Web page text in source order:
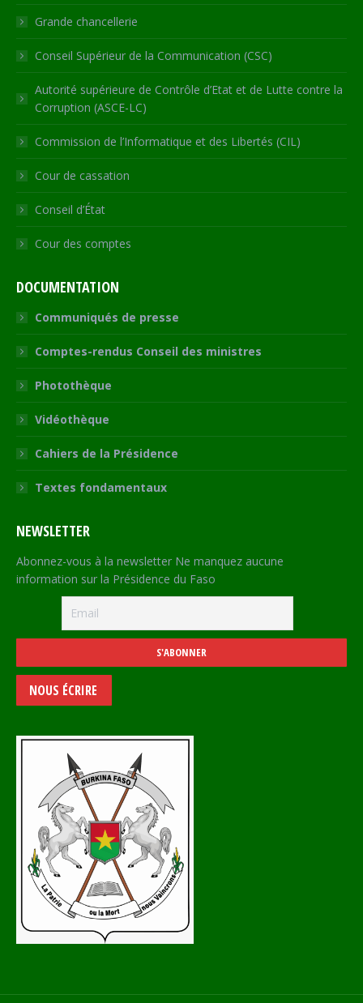
Grande chancellerie
Conseil Supérieur de la Communication (CSC)
Autorité supérieure de Contrôle d’Etat et de Lutte contre la
Corruption (ASCE-LC)
Commission de l’Informatique et des Libertés (CIL)
Cour de cassation
Conseil d’État
Cour des comptes
DOCUMENTATION
Communiqués de presse
Comptes-rendus Conseil des ministres
Photothèque
Vidéothèque
Cahiers de la Présidence
Textes fondamentaux
NEWSLETTER
Abonnez-vous à la newsletter Ne manquez aucune
information sur la Présidence du Faso
NOUS ÉCRIRE